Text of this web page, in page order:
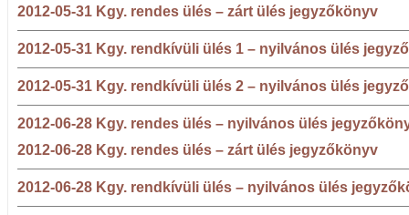
2012-05-31 Kgy. rendes ülés – zárt ülés jegyzőkönyv
2012-05-31 Kgy. rendkívüli ülés 1 – nyilvános ülés
2012-05-31 Kgy. rendkívüli ülés 2 – nyilvános ülés
2012-06-28 Kgy. rendes ülés – nyilvános ülés
2012-06-28 Kgy. rendes ülés – zárt ülés jegyzőkönyv
2012-06-28 Kgy. rendkívüli ülés – nyilvános ülés